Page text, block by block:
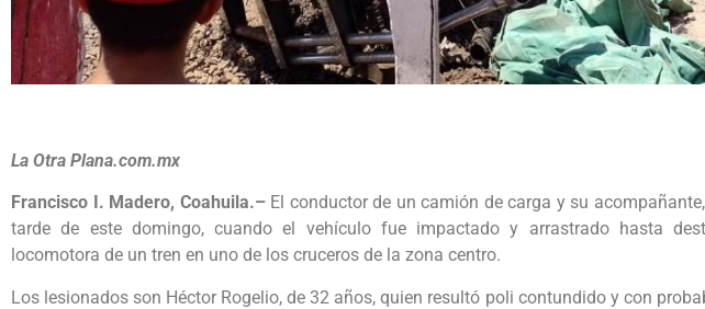
La Otra Plana.com.mx
Francisco I. Madero, Coahuila.–El conductor de un camión de carga y su
tarde de este domingo, cuando el vehículo fue impactado y arrastrado hasta
locomotora de un tren en uno de los cruceros de la zona centro.
Los lesionados son Héctor Rogelio, de 32 años, quien resultó poli contundido y con